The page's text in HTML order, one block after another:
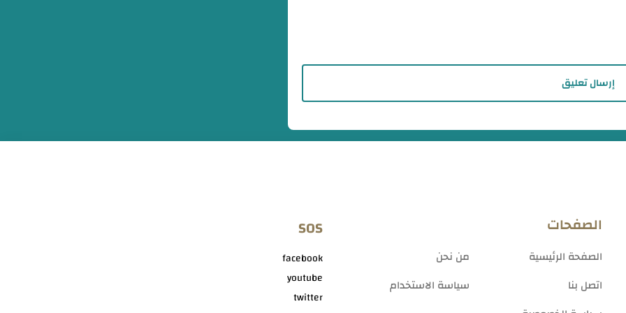
إرسال تعليق
الصفحات
الصفحة الرئيسية
من نحن
اتصل بنا
سياسة الاستخدام
SOS
facebook
youtube
twitter